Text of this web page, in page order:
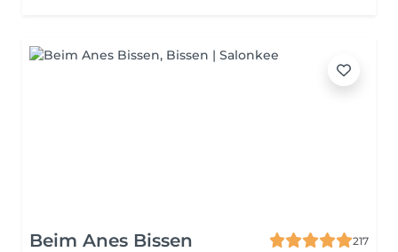
Beim Anes Bissen
217